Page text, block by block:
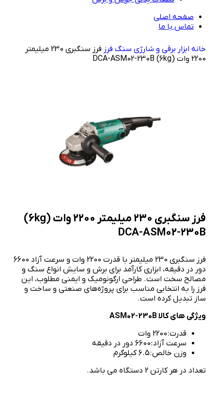
صفحه اصلی
تماس با ما
راهنمای خرید
خانه ابزار برقی و شارژی سنگ فرز
فرز سنگبری 230 میلیمتر
2200 وات (6kg) DCA-ASM02-230B
فرز سنگبری 230 میلیمتر 2200 وات (6kg)
DCA-ASM02-230B
فرز سنگبری 230 میلیمتر با قدرت 2200 وات و سرعت آزاد 6600
دور در دقیقه، ابزاری کارآمد برای برش و سایش انواع سنگ و
مصالح سخت است. طراحی ارگونومیک و ایمنی مطلوب، این
فرز را به انتخابی مناسب برای پروژه‌های صنعتی و ساخت و
ساز تبدیل کرده است.
ویژگی های کالا ASM02-230B
قدرت : 2200 وات
سرعت آزاد : 6600 دور در دقیقه
وزن خالص : 6.5 کیلوگرم
تعداد در هر کارتن 2 دستگاه می باشد.